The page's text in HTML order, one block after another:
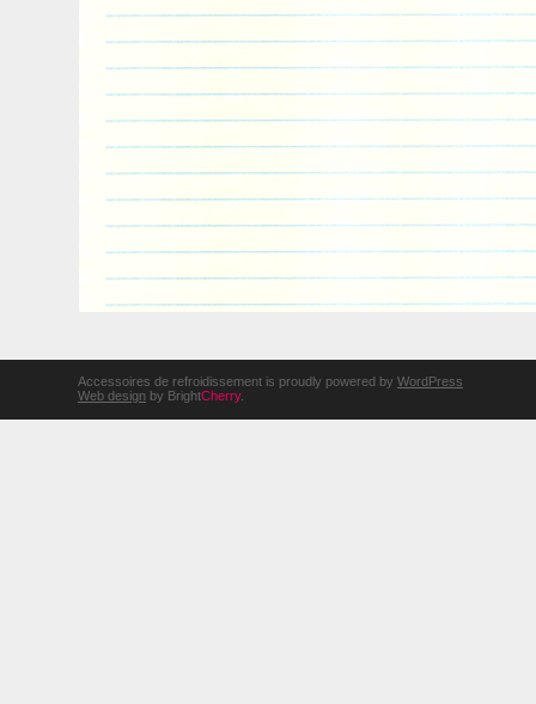
Accessoires de refroidissement is proudly powered by WordPress
Web design by BrightCherry.